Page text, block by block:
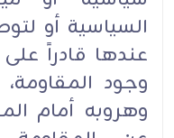
السياسية أو
عندها قادراً
وجود
وهروبه أمام